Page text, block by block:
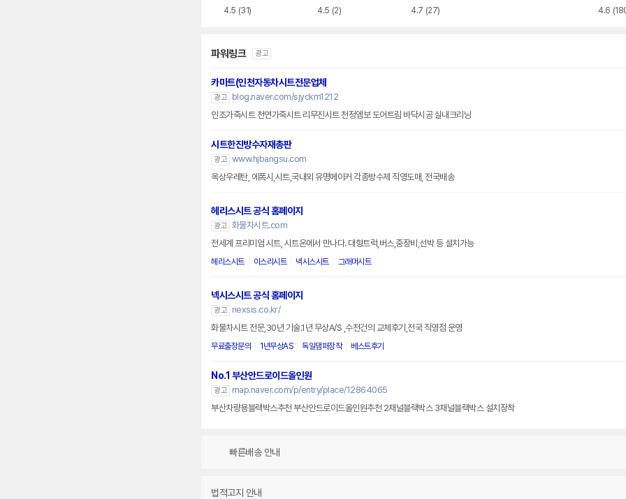
4.5 (31) 4.5 (2) 4.7 (27) 4.6
파워링크 광고
카마트(인천자동차시트전문업체
광고
blog.naver.com/sjyckm1212
인조가죽시트 천연가죽시트 리무진시트 천정엠보 도어트림 바닥시공 실내크리닝
시트한진방수자재총판
광고 www.hjbangsu.com
옥상우레탄, 에폭시,시트,국내외 유명메이커 각종방수제 직영도매, 전국배송
헤리스시트 공식 홈페이지
광고 화물차시트.com
전세계 프리미엄 시트, 시트온에서 만나다. 대형트럭,버스,중장비,선박 등 설치가능
헤리스시트 이스리시트 넥시스시트 그래머시트
넥시스시트 공식 홈페이지
광고
nexsis.co.kr/
화물차시트 전문,30년 기술.1년 무상A/S ,수천건의 교체후기,전국 직영점 운영
무료출장문의 1년무상AS 독일댐퍼장착 베스트후기
No.1 부산안드로이드올인원
광고
map.naver.com/p/entry/place/12864065
부산차량용블랙박스추천 부산안드로이드올인원추천 2채널블랙박스 3채널블랙박스 설치장착
빠른배송 안내
법적고지 안내